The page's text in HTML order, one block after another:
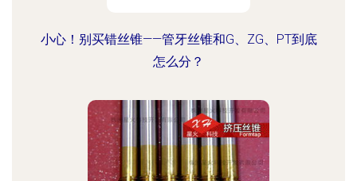
小心！别买错丝锥——管牙丝锥和G、ZG、PT到底
怎么分？